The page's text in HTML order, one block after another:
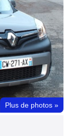
Plus de photos »